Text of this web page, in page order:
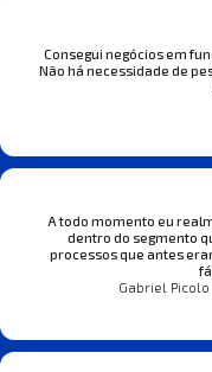
Consegui negócios em
Não há necessidade de
A todo momento eu
dentro do segmento
processos que antes
Gabriel